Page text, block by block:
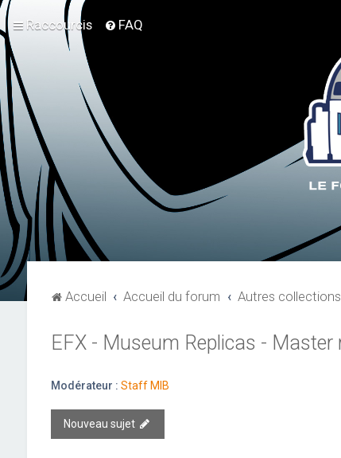
Raccourcis FAQ
Accueil Accueil du forum Autres
EFX - Museum Replicas -
Modérateur : Staff MIB
Nouveau sujet